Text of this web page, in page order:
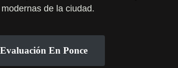
de la ciudad.
En Ponce